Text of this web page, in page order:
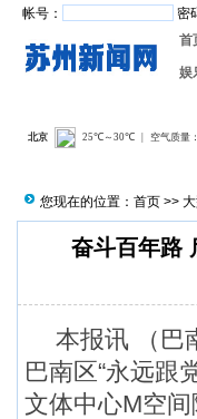
帐号： 密
首
娱
您现在的位置： 首页 >>
奋斗百年路
本报讯 （巴
巴南区“永远跟
文体中心M空